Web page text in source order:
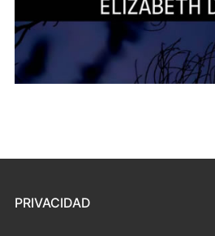
PRIVACIDAD